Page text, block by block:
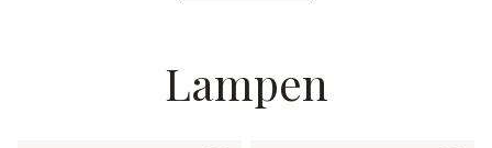
Lampen